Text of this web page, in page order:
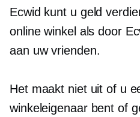
Ecwid kunt u geld
online winkel als door
aan uw vrienden.
Het maakt niet uit of u
winkeleigenaar bent of